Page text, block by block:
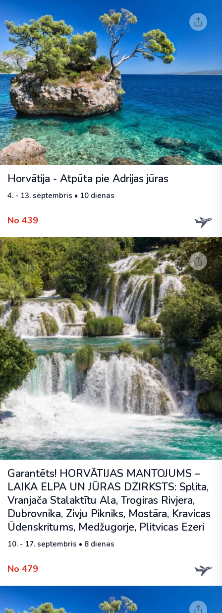
Horvātija - Atpūta pie Adrijas jūras
4. - 13. septembris • 10 dienas
No 439
Garantēts! HORVĀTIJAS MANTOJUMS –
LAIKA ELPA UN JŪRAS DZIRKSTS: Splita,
Vranjača Stalaktītu Ala, Trogiras Rivjera,
Dubrovnika, Zivju Pikniks, Mostāra, Kravicas
Ūdenskritums, Medžugorje, Plitvicas Ezeri
10. - 17. septembris • 8 dienas
No 479